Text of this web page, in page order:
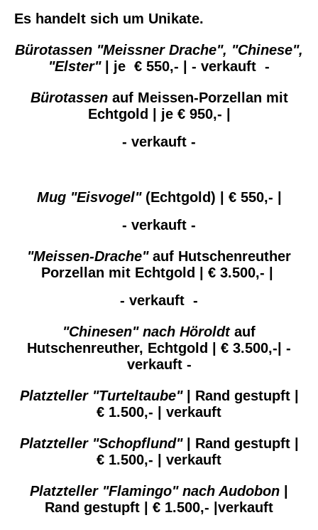
Es handelt sich um Unikate.
Bürotassen "Meissner Drache", "Chinese",
"Elster"
| je € 550,- | - verkauft -
Bürotassen auf Meissen-Porzellan mit
Echtgold
| je € 950,- |
- verkauft -
Mug "Eisvogel"(Echtgold) | € 550,- |
- verkauft -
"Meissen-Drache" auf Hutschenreuther
Porzellan mit Echtgold | € 3.500,- |
- verkauft -
"Chinesen" nach Höroldt auf
Hutschenreuther, Echtgold | € 3.500,-| -
verkauft -
Platzteller "Turteltaube"| Rand gestupft |
€ 1.500,- | verkauft
Platzteller "Schopflund"
| Rand gestupft |
€ 1.500,- | verkauft
Platzteller "Flamingo" nach Audobon
Rand gestupft | € 1.500,- |verkauft